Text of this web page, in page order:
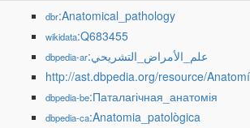
dbr:Anatomical_pathology
wikidata:Q683455
dbpedia-ar :علم_الأمراض_التشريحي
http://ast.dbpedia.org/resource/
dbpedia-be:Паталагічная_анатомія
dbpedia-ca:Anatomia_patològica